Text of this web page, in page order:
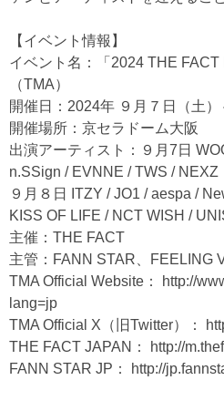
【イベント情報】
イベント名：「2024 THE FACT
（TMA）
開催日：2024年 ９月７日（土）
開催場所：京セラドーム大阪
出演アーティスト：９月7日
n.SSign / EVNNE / TWS / NEXZ
９月８日 ITZY / JO1 / aespa /
KISS OF LIFE / NCT WISH /
主催：THE FACT
主管：FANN STAR、FEELING
TMA Official Website：
http://
lang=jp
TMA Official X（旧Twitter）：
THE FACT JAPAN：
http://
FANN STAR JP：
http://